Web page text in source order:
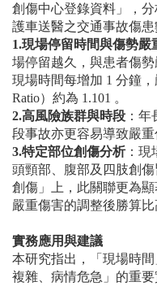
創傷中心登錄資料」，分
護車送醫之交通事故傷患
1.現場停留時間與傷勢嚴
場停留越久，與患者傷
現場時間每增加 1 分鐘
Ratio）約為 1.101 。
2.高風險族群與時段 ：
段事故亦更容易導致嚴重
3.特定部位創傷分析：現
頭頸部、腹部及四肢創
創傷」上，此關聯更為顯
嚴重傷害的調整後勝算比
實務應用與建議
本研究指出，「現場時
複雜、病情危急」的重